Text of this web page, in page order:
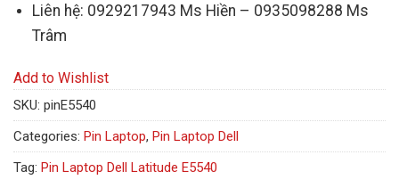
Liên hệ: 0929217943 Ms Hiền – 0935098288 Ms
Trâm
Add to Wishlist
SKU: pinE5540
Categories: Pin Laptop, Pin Laptop Dell
Tag: Pin Laptop Dell Latitude E5540